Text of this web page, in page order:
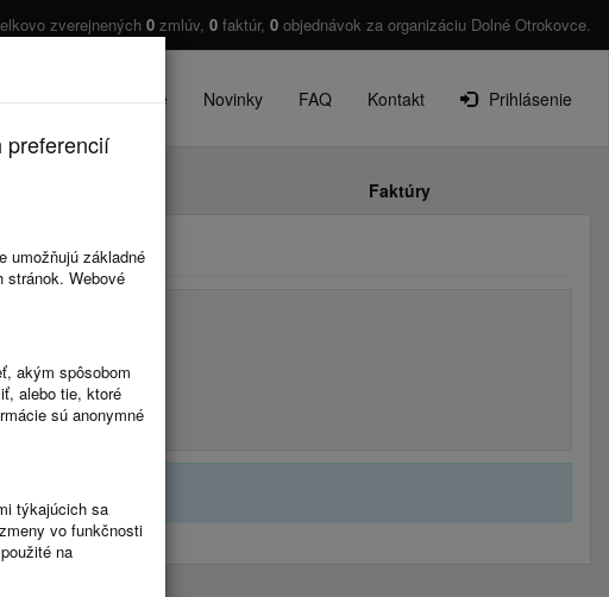
zverejnených 0 zmlúv, 0 faktúr, 0 objednávok za organizáciu Dolné Otrokovce.
Cenník O projekte Novinky FAQ Kontakt Prihlásenie
Faktúry
preferencií
umožňujú základné
stránok. Webové
akým spôsobom
alebo tie, ktoré
sú anonymné
týkajúcich sa
vo funkčnosti
na